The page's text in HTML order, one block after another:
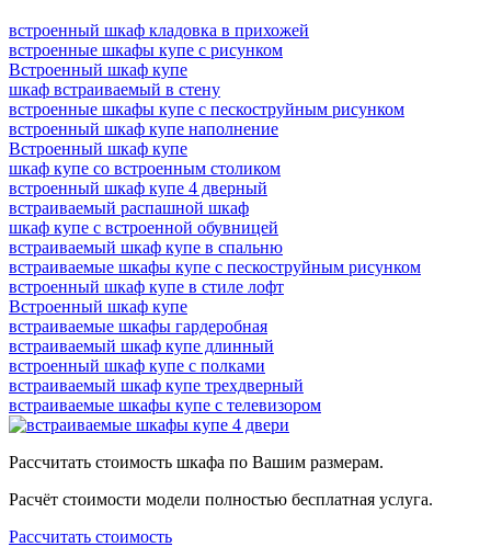
встроенный шкаф кладовка в прихожей
встроенные шкафы купе с рисунком
Встроенный шкаф купе
шкаф встраиваемый в стену
встроенные шкафы купе с пескоструйным рисунком
встроенный шкаф купе наполнение
Встроенный шкаф купе
шкаф купе со встроенным столиком
встроенный шкаф купе 4 дверный
встраиваемый распашной шкаф
шкаф купе с встроенной обувницей
встраиваемый шкаф купе в спальню
встраиваемые шкафы купе с пескоструйным рисунком
встроенный шкаф купе в стиле лофт
Встроенный шкаф купе
встраиваемые шкафы гардеробная
встраиваемый шкаф купе длинный
встроенный шкаф купе с полками
встраиваемый шкаф купе трехдверный
встраиваемые шкафы купе с телевизором
Рассчитать стоимость шкафа по Вашим размерам.
Расчёт стоимости модели полностью бесплатная услуга.
Рассчитать стоимость